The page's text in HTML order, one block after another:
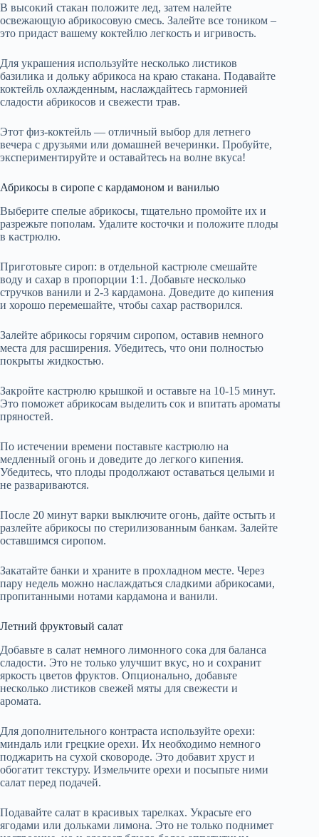
В высокий стакан положите лед, затем налейте
освежающую абрикосовую смесь. Залейте все тоником –
это придаст вашему коктейлю легкость и игривость.
Для украшения используйте несколько листиков
базилика и дольку абрикоса на краю стакана. Подавайте
коктейль охлажденным, наслаждайтесь гармонией
сладости абрикосов и свежести трав.
Этот физ-коктейль — отличный выбор для летнего
вечера с друзьями или домашней вечеринки. Пробуйте,
экспериментируйте и оставайтесь на волне вкуса!
Абрикосы в сиропе с кардамоном и ванилью
Выберите спелые абрикосы, тщательно промойте их и
разрежьте пополам. Удалите косточки и положите плоды
в кастрюлю.
Приготовьте сироп: в отдельной кастрюле смешайте
воду и сахар в пропорции 1:1. Добавьте несколько
стручков ванили и 2-3 кардамона. Доведите до кипения
и хорошо перемешайте, чтобы сахар растворился.
Залейте абрикосы горячим сиропом, оставив немного
места для расширения. Убедитесь, что они полностью
покрыты жидкостью.
Закройте кастрюлю крышкой и оставьте на 10-15 минут.
Это поможет абрикосам выделить сок и впитать ароматы
пряностей.
По истечении времени поставьте кастрюлю на
медленный огонь и доведите до легкого кипения.
Убедитесь, что плоды продолжают оставаться целыми и
не развариваются.
После 20 минут варки выключите огонь, дайте остыть и
разлейте абрикосы по стерилизованным банкам. Залейте
оставшимся сиропом.
Закатайте банки и храните в прохладном месте. Через
пару недель можно наслаждаться сладкими абрикосами,
пропитанными нотами кардамона и ванили.
Летний фруктовый салат
Добавьте в салат немного лимонного сока для баланса
сладости. Это не только улучшит вкус, но и сохранит
яркость цветов фруктов. Опционально, добавьте
несколько листиков свежей мяты для свежести и
аромата.
Для дополнительного контраста используйте орехи:
миндаль или грецкие орехи. Их необходимо немного
поджарить на сухой сковороде. Это добавит хруст и
обогатит текстуру. Измельчите орехи и посыпьте ними
салат перед подачей.
Подавайте салат в красивых тарелках. Украсьте его
ягодами или дольками лимона. Это не только поднимет